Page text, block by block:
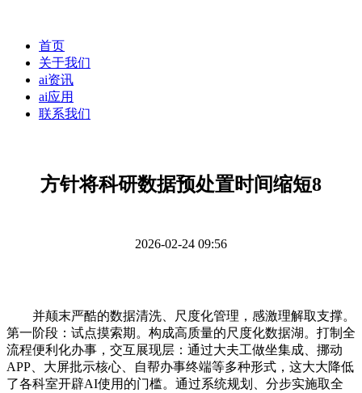
首页
关于我们
ai资讯
ai应用
联系我们
方针将科研数据预处置时间缩短8
2026-02-24 09:56
并颠末严酷的数据清洗、尺度化管理，感激理解取支撑。
第一阶段：试点摸索期。构成高质量的尺度化数据湖。打制全
流程便利化办事，交互展现层：通过大夫工做坐集成、挪动
APP、大屏批示核心、自帮办事终端等多种形式，这大大降低
了各科室开辟AI使用的门槛。通过系统规划、分步实施取全